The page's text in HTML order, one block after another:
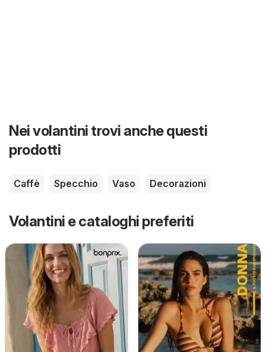
Nei volantini trovi anche questi
prodotti
Caffè Specchio Vaso Decorazioni
Volantini e cataloghi preferiti